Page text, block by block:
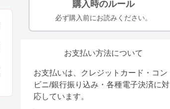
購入時のルール
必ず購入前にお読みください。
お支払い方法について
お支払いは、クレジットカード・コン
ビニ/銀行振り込み・各種電子決済に対
応しています。